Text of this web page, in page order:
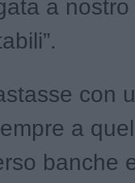
a
con
a
banche